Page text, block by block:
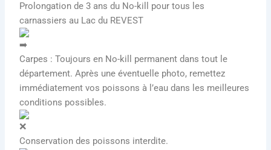
Prolongation de 3 ans du No-kill pour tous les
carnassiers au Lac du REVEST
Carpes : Toujours en No-kill permanent dans tout le
département. Après une éventuelle photo, remettez
immédiatement vos poissons à l’eau dans les meilleures
conditions possibles.
Conservation des poissons interdite.